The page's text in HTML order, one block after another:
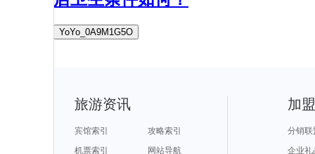
YoYo_0A9M1G5O
旅游资讯
宾馆索引
攻略索引
机票索引
网站导航
加
分销联
企业礼